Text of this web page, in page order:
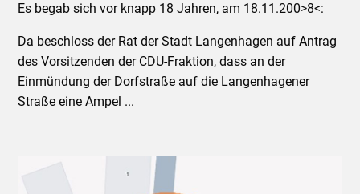
Es begab sich vor knapp 18 Jahren, am 18.11.200>8<:
Da beschloss der Rat der Stadt Langenhagen auf Antrag
des Vorsitzenden der CDU-Fraktion, dass an der
Einmündung der Dorfstraße auf die Langenhagener
Straße eine Ampel ...